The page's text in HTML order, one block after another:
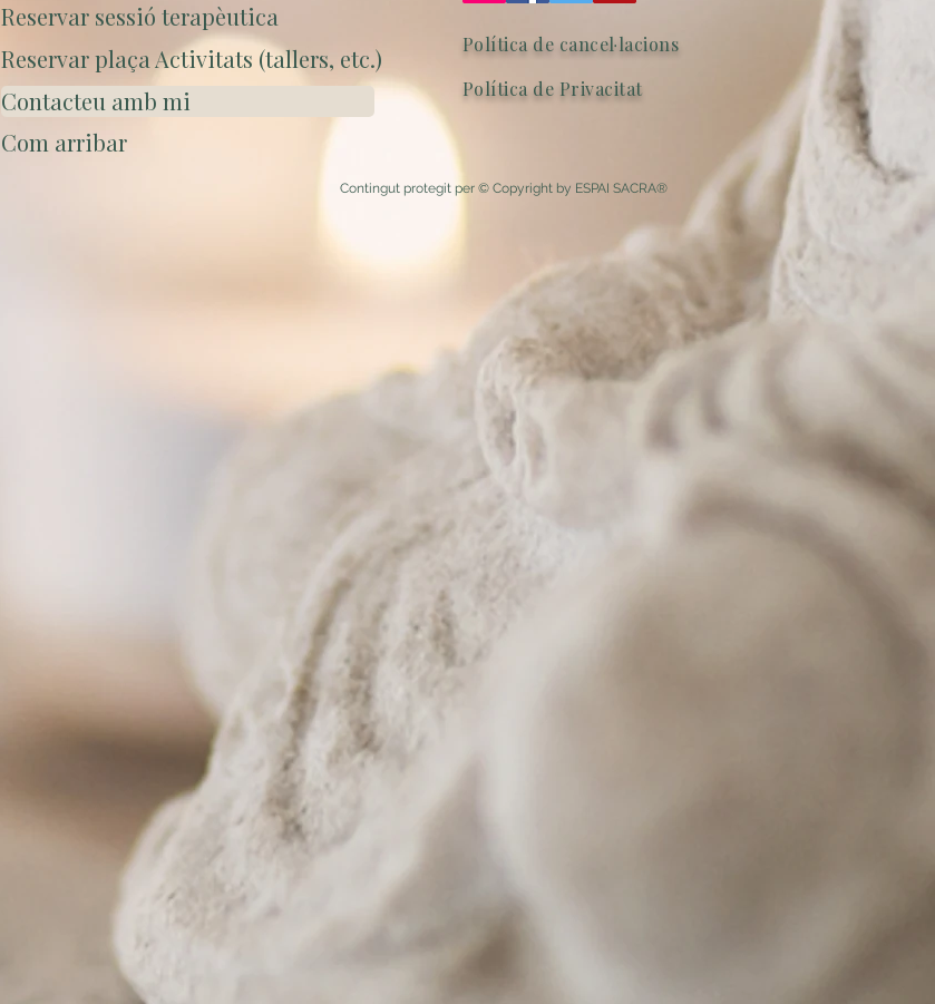
Reservar sessió terapèutica
Política de cancel·lacions
Contacteu amb mi Política de Privacitat
Com arribar
Contingut protegit per © Copyright by ESPAI SACRA®
Reservar plaça Activitats (tallers, etc.)